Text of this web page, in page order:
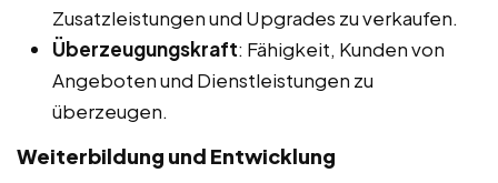
Zusatzleistungen und Upgrades zu verkaufen.
Überzeugungskraft: Fähigkeit, Kunden von
Angeboten und Dienstleistungen zu
überzeugen.
Weiterbildung und Entwicklung